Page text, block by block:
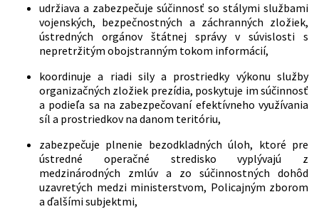
udržiava a zabezpečuje súčinnosť so stálymi službami
vojenských, bezpečnostných a záchranných zložiek,
ústredných orgánov štátnej správy v súvislosti s
nepretržitým obojstranným tokom informácií,
koordinuje a riadi sily a prostriedky výkonu služby
organizačných zložiek prezídia, poskytuje im súčinnosť
a podieľa sa na zabezpečovaní efektívneho využívania
síl a prostriedkov na danom teritóriu,
zabezpečuje plnenie bezodkladných úloh, ktoré pre
ústredné operačné stredisko vyplývajú z
medzinárodných zmlúv a zo súčinnostných dohôd
uzavretých medzi ministerstvom, Policajným zborom
a ďalšími subjektmi,